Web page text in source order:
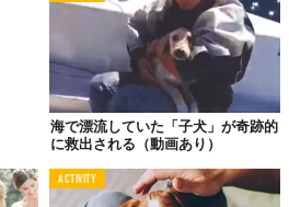
海で漂流していた「子犬」が奇跡的
に救出される（動画あり）
ACTIVITY